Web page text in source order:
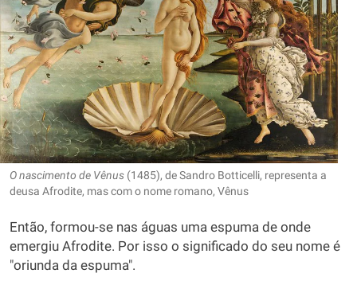
O nascimento de Vênus (1485), de Sandro Botticelli, representa a
deusa Afrodite, mas com o nome romano, Vênus
Então, formou-se nas águas uma espuma de onde
emergiu Afrodite. Por isso o significado do seu nome é
"oriunda da espuma".